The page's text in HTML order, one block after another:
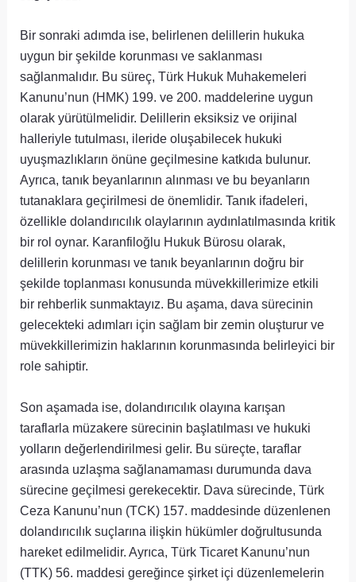
Bir sonraki adımda ise, belirlenen delillerin hukuka
uygun bir şekilde korunması ve saklanması
sağlanmalıdır. Bu süreç, Türk Hukuk Muhakemeleri
Kanunu’nun (HMK) 199. ve 200. maddelerine uygun
olarak yürütülmelidir. Delillerin eksiksiz ve orijinal
halleriyle tutulması, ileride oluşabilecek hukuki
uyuşmazlıkların önüne geçilmesine katkıda bulunur.
Ayrıca, tanık beyanlarının alınması ve bu beyanların
tutanaklara geçirilmesi de önemlidir. Tanık ifadeleri,
özellikle dolandırıcılık olaylarının aydınlatılmasında kritik
bir rol oynar. Karanfiloğlu Hukuk Bürosu olarak,
delillerin korunması ve tanık beyanlarının doğru bir
şekilde toplanması konusunda müvekkillerimize etkili
bir rehberlik sunmaktayız. Bu aşama, dava sürecinin
gelecekteki adımları için sağlam bir zemin oluşturur ve
müvekkillerimizin haklarının korunmasında belirleyici bir
role sahiptir.
Son aşamada ise, dolandırıcılık olayına karışan
taraflarla müzakere sürecinin başlatılması ve hukuki
yolların değerlendirilmesi gelir. Bu süreçte, taraflar
arasında uzlaşma sağlanamaması durumunda dava
sürecine geçilmesi gerekecektir. Dava sürecinde, Türk
Ceza Kanunu’nun (TCK) 157. maddesinde düzenlenen
dolandırıcılık suçlarına ilişkin hükümler doğrultusunda
hareket edilmelidir. Ayrıca, Türk Ticaret Kanunu’nun
(TTK) 56. maddesi gereğince şirket içi düzenlemelerin